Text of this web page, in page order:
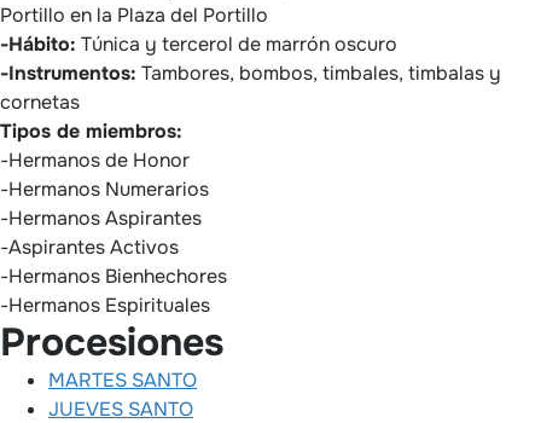
Portillo en la Plaza del Portillo
-Hábito: Túnica y tercerol de marrón oscuro
-Instrumentos: Tambores, bombos, timbales, timbalas y
cornetas
Tipos de miembros:
-Hermanos de Honor
-Hermanos Numerarios
-Hermanos Aspirantes
-Aspirantes Activos
-Hermanos Bienhechores
-Hermanos Espirituales
Procesiones
MARTES SANTO
JUEVES SANTO